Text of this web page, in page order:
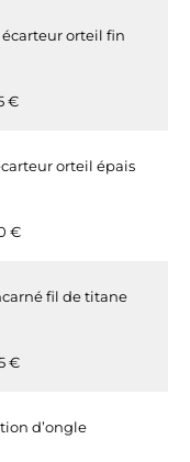
orteil fin
€
orteil épais
€
fil de titane
€
d’ongle